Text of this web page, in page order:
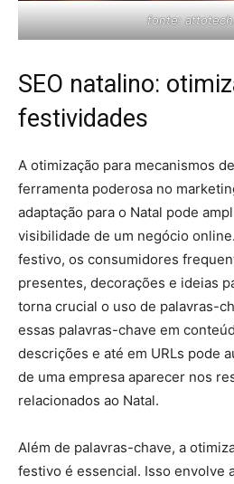
fonte:
SEO natalino:
festividades
A otimização para mecanismos
ferramenta poderosa no
adaptação para o Natal pode
visibilidade de um negócio
festivo, os consumidores
presentes, decorações e ideias
torna crucial o uso de palavras-
essas palavras-chave em
descrições e até em URLs pode
de uma empresa aparecer nos
relacionados ao Natal.
Além de palavras-chave, a
festivo é essencial. Isso envolve